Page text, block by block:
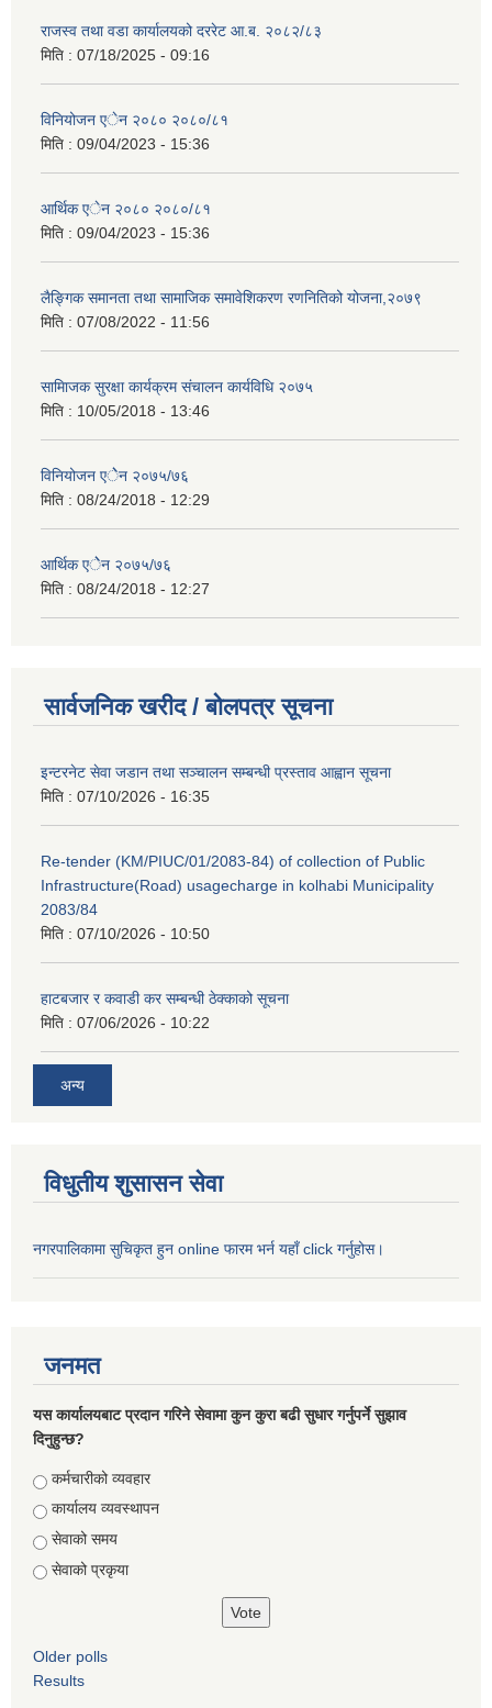
राजस्व तथा वडा कार्यालयको दररेट आ.ब. २०८२/८३
मिति : 07/18/2025 - 09:16
विनियोजन एेन २०८० २०८०/८१
मिति : 09/04/2023 - 15:36
आर्थिक एेन २०८० २०८०/८१
मिति : 09/04/2023 - 15:36
लैङ्गिक समानता तथा सामाजिक समावेशिकरण रणनितिको योजना,२०७९
मिति : 07/08/2022 - 11:56
सामािजक सुरक्षा कार्यक्रम संचालन कार्यविधि २०७५
मिति : 10/05/2018 - 13:46
विनियोजन एेेन २०७५/७६
मिति : 08/24/2018 - 12:29
आर्थिक एेेन २०७५/७६
मिति : 08/24/2018 - 12:27
सार्वजनिक खरीद / बोलपत्र सूचना
इन्टरनेट सेवा जडान तथा सञ्चालन सम्बन्धी प्रस्ताव आह्वान सूचना
मिति : 07/10/2026 - 16:35
Re-tender (KM/PIUC/01/2083-84) of collection of Public
Infrastructure(Road) usagecharge in kolhabi Municipality
2083/84
मिति : 07/10/2026 - 10:50
हाटबजार र कवाडी कर सम्बन्धी ठेक्काको सूचना
मिति : 07/06/2026 - 10:22
अन्य
विधुतीय शुसासन सेवा
नगरपालिकामा सुचिकृत हुन online फारम भर्न यहाँ click गर्नुहोस।
जनमत
यस कार्यालयबाट प्रदान गरिने सेवामा कुन कुरा बढी सुधार गर्नुपर्ने सुझाव
दिनुहुन्छ?
Choices
कर्मचारीको व्यवहार
कार्यालय व्यवस्थापन
सेवाको समय
सेवाको प्रकृया
Older polls
Results